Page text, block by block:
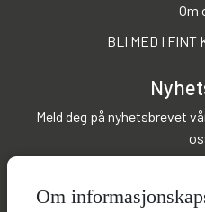
Om
BLI MED I FINT
Meld deg på nyhetsbrevet
Abonner
Om